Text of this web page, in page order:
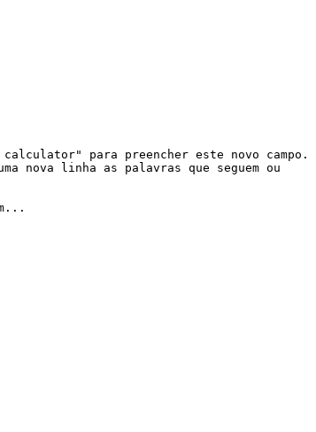
para preencher este novo campo.
nova linha as palavras que seguem ou